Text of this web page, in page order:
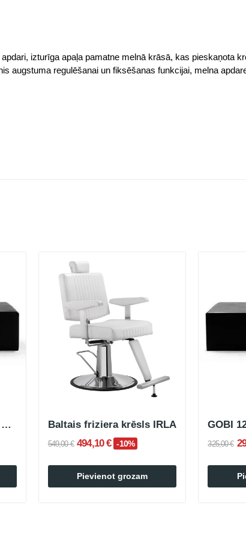
izturīga apaļa pamatne melnā krāsā, kas pieskaņota
augstuma regulēšanai un fiksēšanas funkcijai, melna
GOBI 180 pieņemšanas dīvāns melns Baltais friziera krēsls IRLA
549,00 € 494,10 € -10%
Pievienot grozam
325,00 €